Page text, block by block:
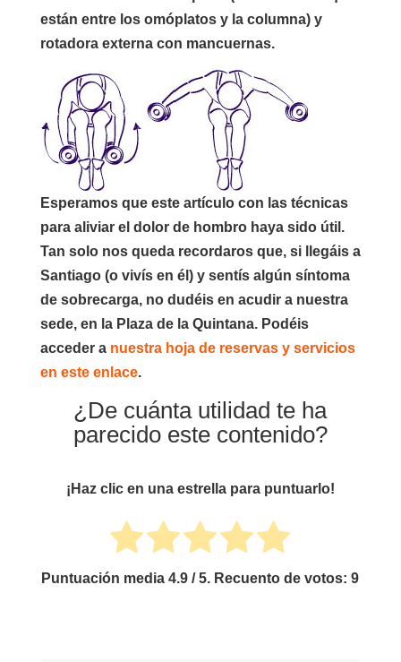
están entre los omóplatos y la columna) y
rotadora externa con mancuernas.
Esperamos que este artículo con las técnicas
para aliviar el dolor de hombro haya sido útil.
Tan solo nos queda recordaros que, si llegáis a
Santiago (o vivís en él) y sentís algún síntoma
de sobrecarga, no dudéis en acudir a nuestra
sede, en la Plaza de la Quintana. Podéis
acceder a nuestra hoja de reservas y servicios
en este enlace.
¿De cuánta utilidad te ha
parecido este contenido?
¡Haz clic en una estrella para puntuarlo!
Puntuación media4.9 / 5. Recuento de votos:9